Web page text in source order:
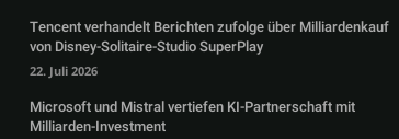
Tencent verhandelt Berichten zufolge über Milliardenkauf
von Disney-Solitaire-Studio SuperPlay
22. Juli 2026
Microsoft und Mistral vertiefen KI-Partnerschaft mit
Milliarden-Investment